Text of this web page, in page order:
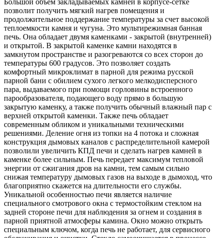
позволит получить мягкий нагрев помещения и
продолжительное поддержание температуры за счет высокой
теплоемкости камня и чугуна. Это мультирежимная банная
печь. Она обладает двумя каменками - закрытой (внутренней)
и открытой. В закрытой каменке камни находятся в
замкнутом пространстве и разогреваются со всех сторон до
температуры 600 градусов. Это позволяет создать
комфортный микроклимат в парной для режима русской
парной бани с обилием сухого легкого мелкодисперсного
пара, выдаваемого при помощи горловины встроенного
парообразователя, подающего воду прямо в большую
закрытую каменку, а также получить обычный влажный пар с
верхней открытой каменки. Также печь обладает
современным обликом и уникальными техническими
решениями. Деление огня из топки на 4 потока и сложная
конструкция дымовых каналов с распределительной камерой
позволили увеличить КПД печи и сделать нагрев камней в
каменке более сильным. Печь передает максимум тепловой
энергии от сжигания дров на камни, тем самым сильно
снижая температуру дымовых газов на выходе в дымоход, что
благоприятно скажется на длительности его службы.
Уникальной особенностью печи является наличие
специального смотрового окна с термостойким стеклом на
задней стороне печи для наблюдения за огнем и создания в
парной приятной атмосферы камина. Окно можно открыть
специальным ключом, когда печь не работает, для сервисного